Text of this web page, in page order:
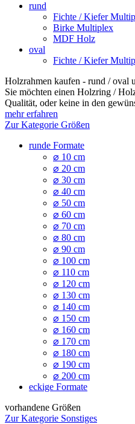
rund
Fichte / Kiefer
Birke Multiplex
MDF Holz
oval
Fichte / Kiefer
Holzrahmen kaufen - rund / oval
Sie möchten einen Holzring /
Qualität, oder keine in den
mehr erfahren
Zur Kategorie Größen
runde Formate
⌀ 10 cm
⌀ 20 cm
⌀ 30 cm
⌀ 40 cm
⌀ 50 cm
⌀ 60 cm
⌀ 70 cm
⌀ 80 cm
⌀ 90 cm
⌀ 100 cm
⌀ 110 cm
⌀ 120 cm
⌀ 130 cm
⌀ 140 cm
⌀ 150 cm
⌀ 160 cm
⌀ 170 cm
⌀ 180 cm
⌀ 190 cm
⌀ 200 cm
eckige Formate
vorhandene Größen
Zur Kategorie Sonstiges